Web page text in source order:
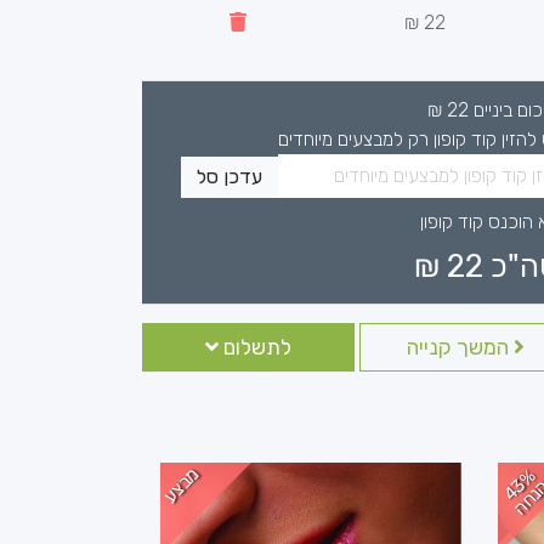
22 ₪
ביניים 22
₪
להזין קוד קופון רק למבצעים מיוחדים
עדכן סל
הוכנס קוד קופון
22
₪
המשך קנייה לתשלום
מבצע 4
%
נ
ח